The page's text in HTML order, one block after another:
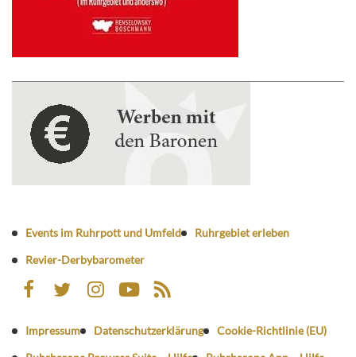
Events im Ruhrpott und Umfeld
Ruhrgebiet erleben
Revier-Derbybarometer
Impressum Datenschutzerklärung
Cookie-Richtlinie (EU)